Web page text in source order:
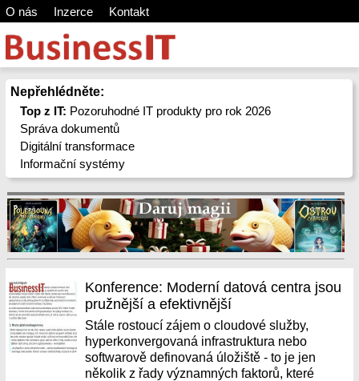
O nás Inzerce Kontakt
Nepřehlédněte:
Top z IT: Pozoruhodné IT produkty pro rok 2026
Správa dokumentů
Digitální transformace
Informační systémy
Konference: Moderní datová centra jsou
pružnější a efektivnější
Stále rostoucí zájem o cloudové služby,
hyperkonvergovaná infrastruktura nebo
softwarově definovaná úložiště - to je jen
několik z řady významných faktorů, které